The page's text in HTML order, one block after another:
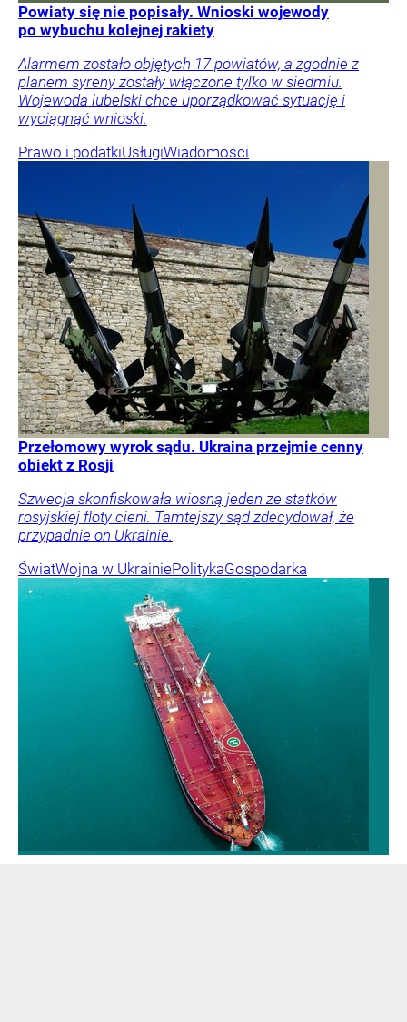
Powiaty się nie popisały. Wnioski wojewody
po wybuchu kolejnej rakiety
Alarmem zostało objętych 17 powiatów, a zgodnie z
planem syreny zostały włączone tylko w siedmiu.
Wojewoda lubelski chce uporządkować sytuację i
wyciągnąć wnioski.
Prawo i podatkiUsługiWiadomości
Przełomowy wyrok sądu. Ukraina przejmie cenny
obiekt z Rosji
Szwecja skonfiskowała wiosną jeden ze statków
rosyjskiej floty cieni. Tamtejszy sąd zdecydował, że
przypadnie on Ukrainie.
ŚwiatWojna w UkrainiePolitykaGospodarka